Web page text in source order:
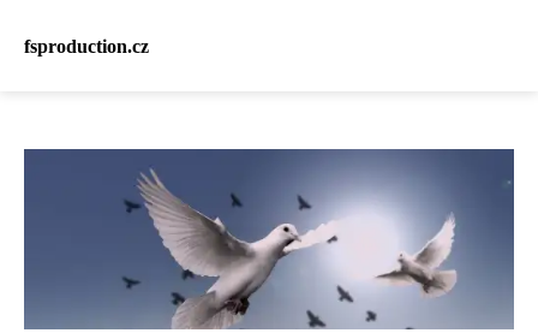
fsproduction.cz